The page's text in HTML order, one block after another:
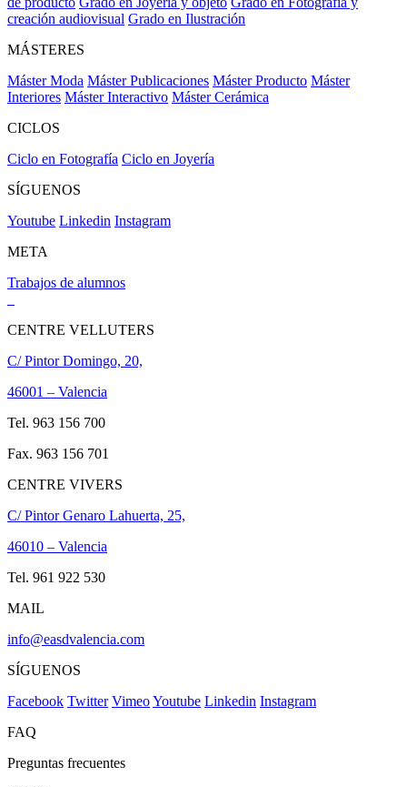
creación audiovisual Grado en Ilustración
MÁSTERES
Máster Moda Máster Publicaciones Máster Producto Máster
Interiores Máster Interactivo Máster Cerámica
CICLOS
Ciclo en Fotografía Ciclo en Joyería
SÍGUENOS
Youtube Linkedin Instagram
META
Trabajos de alumnos
CENTRE VELLUTERS
C/ Pintor Domingo, 20,
46001 – Valencia
Tel. 963 156 700
Fax. 963 156 701
CENTRE VIVERS
C/ Pintor Genaro Lahuerta, 25,
46010 – Valencia
Tel. 961 922 530
MAIL
info@easdvalencia.com
SÍGUENOS
Facebook Twitter VimeoYoutube Linkedin Instagram
FAQ
Preguntas frecuentes